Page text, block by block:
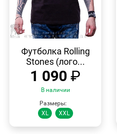
ПРОСМОТР
Футболка Rolling
Stones (лого...
1 090 ₽
В наличии
Размеры:
XL
XXL